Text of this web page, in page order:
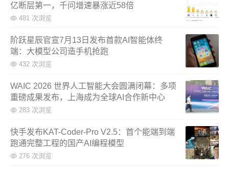
亿断层第一，千问增速暴涨近58倍
481 次浏览
阶跃星辰官宣7月13日发布首款AI智能体终
端：大模型公司造手机抢跑
432 次浏览
WAIC 2026 世界人工智能大会圆满闭幕：多项
重磅成果发布，上海成为全球AI合作新中心
283 次浏览
快手发布KAT-Coder-Pro V2.5：首个能端到端
跑通完整工程的国产AI编程模型
276 次浏览